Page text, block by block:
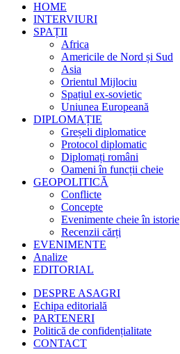
HOME
INTERVIURI
SPAȚII
Africa
Americile de Nord și Sud
Asia
Orientul Mijlociu
Spațiul ex-sovietic
Uniunea Europeană
DIPLOMAȚIE
Greșeli diplomatice
Protocol diplomatic
Diplomați români
Oameni în funcții cheie
GEOPOLITICĂ
Conflicte
Concepte
Evenimente cheie în istorie
Recenzii cărți
EVENIMENTE
Analize
EDITORIAL
DESPRE ASAGRI
Echipa editorială
PARTENERI
Politică de confidențialitate
CONTACT